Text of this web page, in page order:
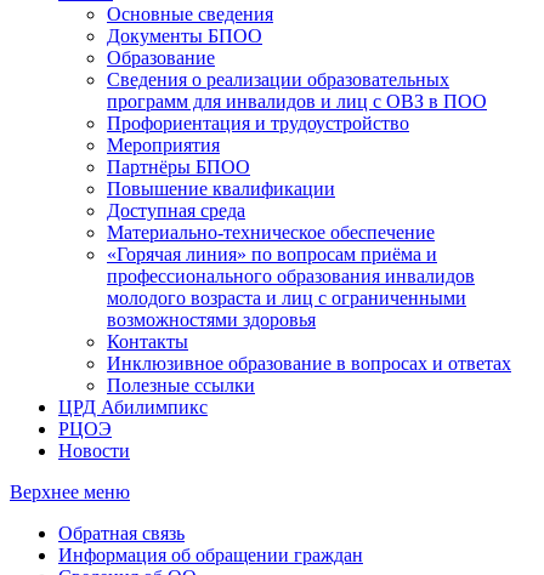
Основные сведения
Документы БПОО
Образование
Сведения о реализации образовательных
программ для инвалидов и лиц с ОВЗ в ПОО
Профориентация и трудоустройство
Мероприятия
Партнёры БПОО
Повышение квалификации
Доступная среда
Материально-техническое обеспечение
«Горячая линия» по вопросам приёма и
профессионального образования инвалидов
молодого возраста и лиц с ограниченными
возможностями здоровья
Контакты
Инклюзивное образование в вопросах и ответах
Полезные ссылки
ЦРД Абилимпикс
РЦОЭ
Новости
Верхнее меню
Обратная связь
Информация об обращении граждан